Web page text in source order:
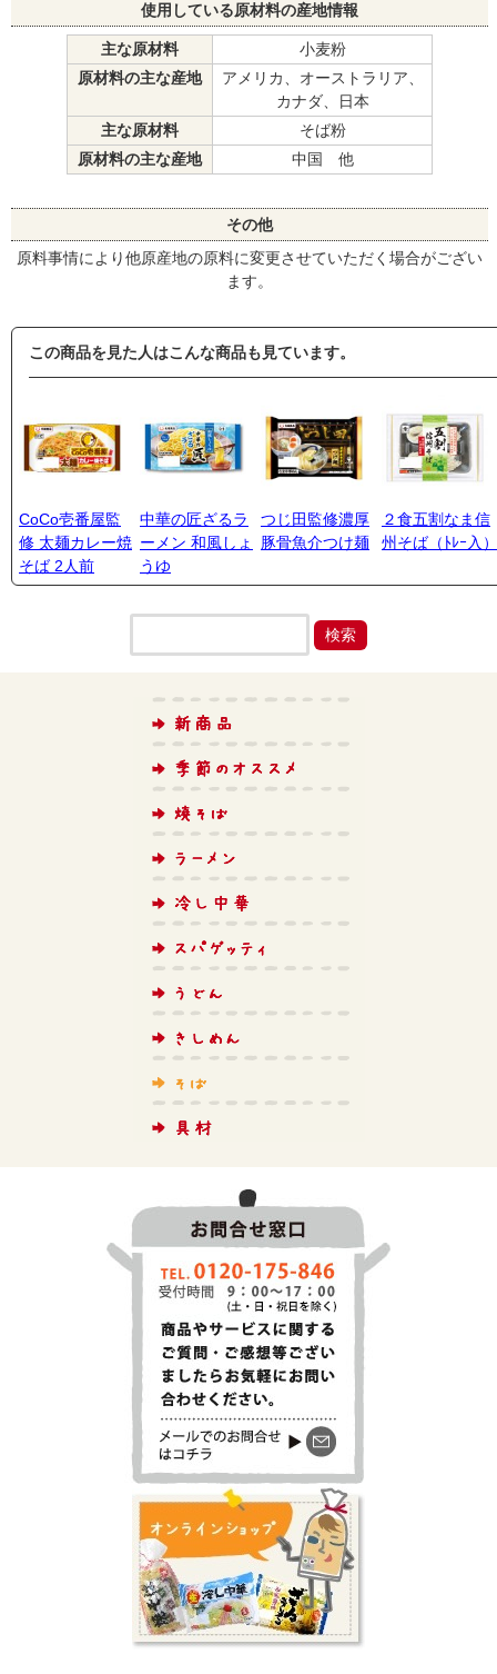
使用している原材料の産地情報
主な原材料
小麦粉
原材料の主な産地
アメリカ、オーストラリア、
カナダ、日本
主な原材料
そば粉
原材料の主な産地
中国 他
その他
原料事情により他原産地の原料に変更させていただく場合がござい
ます。
この商品を見た人はこんな商品も見ています。
CoCo壱番屋監
修 太麺カレー焼
そば 2人前
中華の匠ざるラ
ーメン 和風しょ
うゆ
つじ田監修濃厚
豚骨魚介つけ麺
２食五割なま信
州そば（ﾄﾚｰ入）